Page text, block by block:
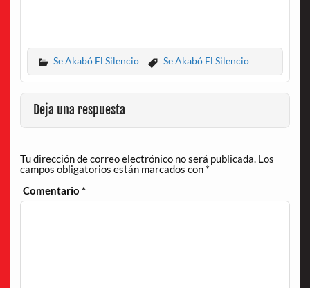
Se Akabó El Silencio Se Akabó El Silencio
Deja una respuesta
Tu dirección de correo electrónico no será publicada. Los
campos obligatorios están marcados con *
Comentario*